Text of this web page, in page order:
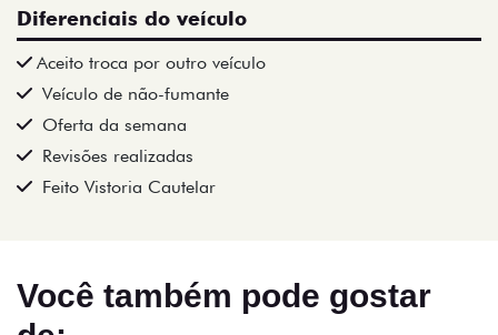
Diferenciais do veículo
Aceito troca por outro veículo
Veículo de não-fumante
Oferta da semana
Revisões realizadas
Feito Vistoria Cautelar
Você também pode gostar